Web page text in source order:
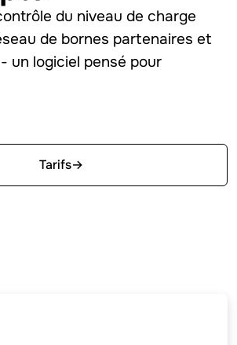
du niveau de charge
de bornes partenaires et
un logiciel pensé pour
Tarifs→